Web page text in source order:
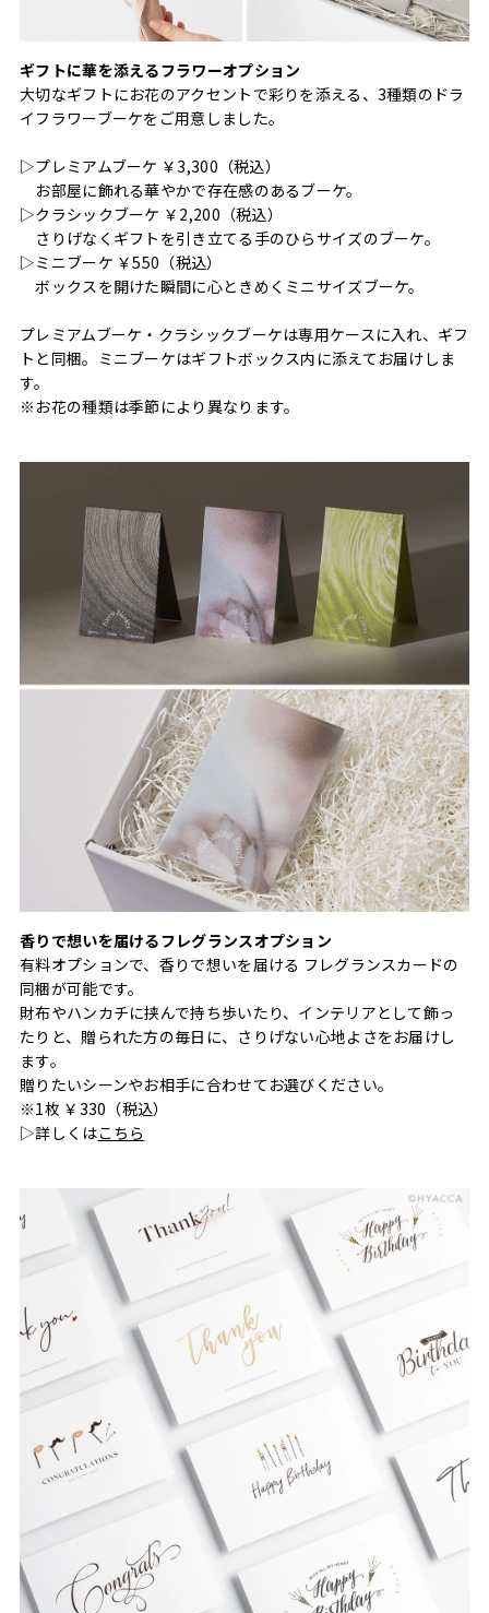
ギフトに華を添えるフラワーオプション
大切なギフトにお花のアクセントで彩りを添える、3種類のドラ
イフラワーブーケをご用意しました。
▷プレミアムブーケ ￥3,300（税込）
お部屋に飾れる華やかで存在感のあるブーケ。
▷クラシックブーケ ￥2,200（税込）
さりげなくギフトを引き立てる手のひらサイズのブーケ。
▷ミニブーケ ￥550（税込）
ボックスを開けた瞬間に心ときめくミニサイズブーケ。
プレミアムブーケ・クラシックブーケは専用ケースに入れ、ギフ
トと同梱。ミニブーケはギフトボックス内に添えてお届けしま
す。
※お花の種類は季節により異なります。
香りで想いを届けるフレグランスオプション
有料オプションで、香りで想いを届ける フレグランスカードの
同梱が可能です。
財布やハンカチに挟んで持ち歩いたり、インテリアとして飾っ
たりと、贈られた方の毎日に、さりげない心地よさをお届けし
ます。
贈りたいシーンやお相手に合わせてお選びください。
※1枚 ￥330（税込）
▷詳しくはこちら